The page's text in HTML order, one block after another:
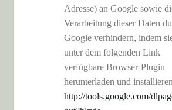
Adresse) an Google sowie
Verarbeitung dieser Daten
Google verhindern, indem
unter dem folgenden Link
verfügbare Browser-Plugin
herunterladen und
http://tools.google.com/